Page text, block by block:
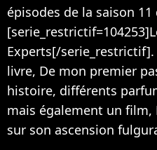
épisodes de la saison 11
Experts[/
livre, De mon premier
histoire, différents
mais également un film,
sur son ascension